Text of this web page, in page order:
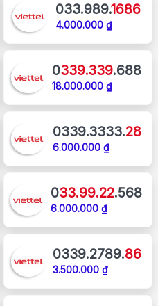
033.989.1686
4.000.000 ₫
0339.339.688
18.000.000 ₫
0339.3333.28
6.000.000 ₫
033.99.22.568
6.000.000 ₫
0339.2789.86
3.500.000 ₫